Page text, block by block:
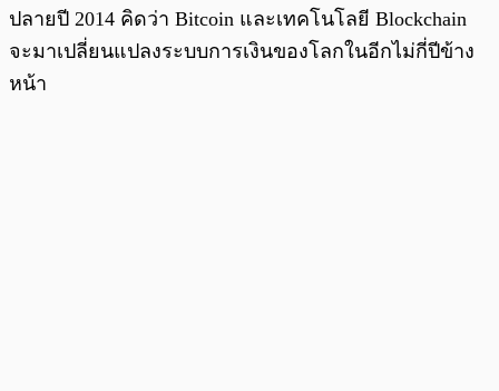
ปลายปี 2014 คิดว่า Bitcoin และเทคโนโลยี Blockchain
จะมาเปลี่ยนแปลงระบบการเงินของโลกในอีกไม่กี่ปีข้าง
หน้า